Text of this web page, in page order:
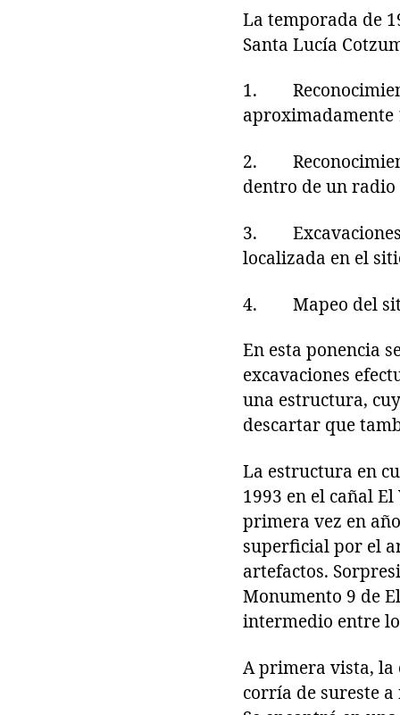
La temporada de
Santa Lucía
1.
aproximadamente
2.
dentro de un
3. Excavaciones
localizada en el
4. Mapeo del
En esta ponencia
excavaciones
una estructura,
descartar que
La estructura en
1993 en el cañal
primera vez en
superficial por el
artefactos.
Monumento 9 de
intermedio entre
A primera vista, la
corría de sureste